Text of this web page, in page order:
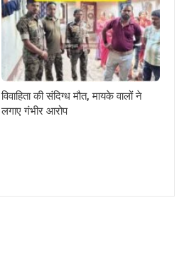
विवाहिता की संदिग्ध मौत, मायके वालों ने
लगाए गंभीर आरोप